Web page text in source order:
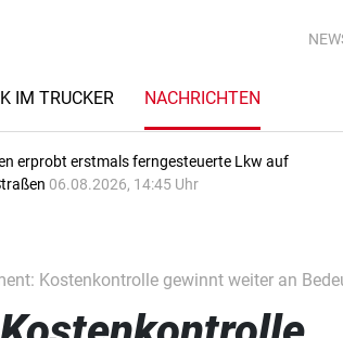
IM TRUCKER NACHRICHTEN
erprobt erstmals ferngesteuerte Lkw auf
06.08.2026, 14:45 Uhr
Kostenkontrolle gewinnt weiter an